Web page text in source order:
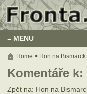
≡ MENU
Komentáře k:
Zpět na: Hon na
Home > Hon na Bismarck